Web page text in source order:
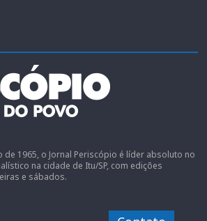
de 1965, o Jornal Periscópio é líder absoluto no
na cidade de Itu/SP, com edições
e sábados.